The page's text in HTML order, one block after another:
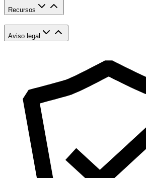
Recursos
Aviso legal